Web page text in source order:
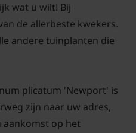
wat u wilt! Bij
de allerbeste kwekers.
andere tuinplanten die
plicatum 'Newport' is
zijn naar uw adres,
aankomst op het